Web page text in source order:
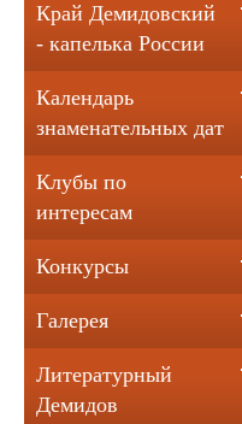
Край Демидовский
- капелька России
Календарь
знаменательных дат
Клубы по
интересам
Конкурсы
Галерея
Литературный
Демидов